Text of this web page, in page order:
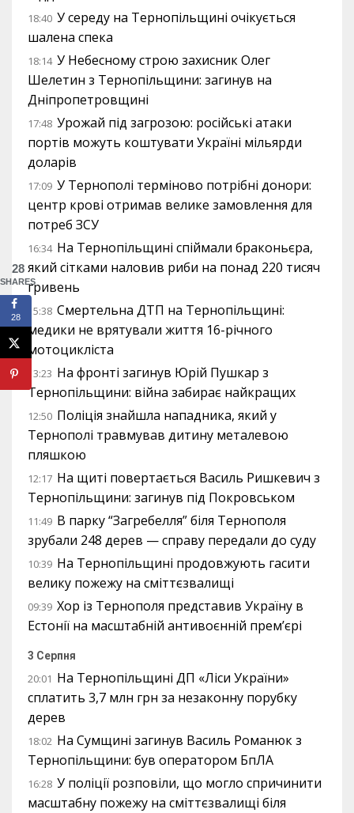
18:40 У середу на Тернопільщині очікується
шалена спека
18:14 У Небесному строю захисник Олег
Шелетин з Тернопільщини: загинув на
Дніпропетровщині
17:48 Урожай під загрозою: російські атаки
портів можуть коштувати Україні мільярди
доларів
17:09 У Тернополі терміново потрібні донори:
центр крові отримав велике замовлення для
потреб ЗСУ
16:34 На Тернопільщині спіймали браконьєра,
який сітками наловив риби на понад 220 тисяч
гривень
15:38 Смертельна ДТП на Тернопільщині:
медики не врятували життя 16-річного
мотоцикліста
13:23 На фронті загинув Юрій Пушкар з
Тернопільщини: війна забирає найкращих
12:50 Поліція знайшла нападника, який у
Тернополі травмував дитину металевою
пляшкою
12:17 На щиті повертається Василь Ришкевич з
Тернопільщини: загинув під Покровськом
11:49 В парку “Загребелля” біля Тернополя
зрубали 248 дерев — справу передали до суду
10:39 На Тернопільщині продовжують гасити
велику пожежу на сміттєзвалищі
09:39 Хор із Тернополя представив Україну в
Естонії на масштабній антивоєнній прем’єрі
3 Серпня
20:01 На Тернопільщині ДП «Ліси України»
сплатить 3,7 млн грн за незаконну порубку
дерев
18:02 На Сумщині загинув Василь Романюк з
Тернопільщини: був оператором БпЛА
16:28 У поліції розповіли, що могло спричинити
масштабну пожежу на сміттєзвалищі біля
28
SHARES
28